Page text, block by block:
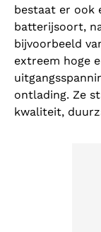
bestaat er ook
batterijsoort,
bijvoorbeeld
extreem hoge
ontlading. Ze
kwaliteit,